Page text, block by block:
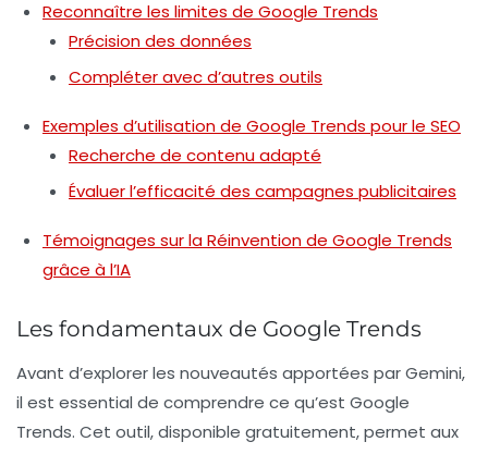
Reconnaître les limites de Google Trends
Précision des données
Compléter avec d’autres outils
Exemples d’utilisation de Google Trends pour le SEO
Recherche de contenu adapté
Évaluer l’efficacité des campagnes publicitaires
Témoignages sur la Réinvention de Google Trends
grâce à l’IA
Les fondamentaux de Google Trends
Avant d’explorer les nouveautés apportées par Gemini,
il est essential de comprendre ce qu’est Google
Trends. Cet outil, disponible gratuitement, permet aux